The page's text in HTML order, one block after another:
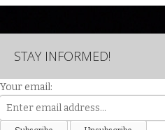
STAY INFORMED!
Your email: